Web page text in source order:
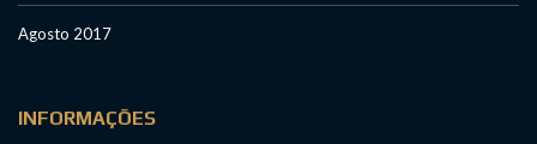
Agosto 2017
INFORMAÇÕES